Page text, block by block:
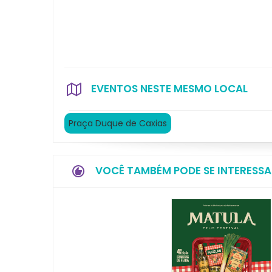
EVENTOS NESTE MESMO LOCAL
Praça Duque de Caxias
VOCÊ TAMBÉM PODE SE